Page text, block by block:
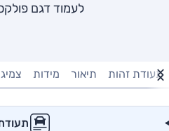
לעמוד דגם
תעודת זהות תיאור מידות